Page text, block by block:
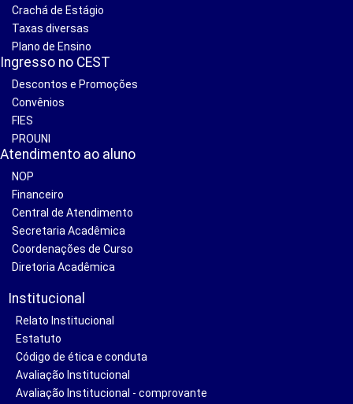
Crachá de Estágio
Taxas diversas
Plano de Ensino
Ingresso no CEST
Descontos e Promoções
Convênios
FIES
PROUNI
Atendimento ao aluno
NOP
Financeiro
Central de Atendimento
Secretaria Acadêmica
Coordenações de Curso
Diretoria Acadêmica
Institucional
Relato Institucional
Estatuto
Código de ética e conduta
Avaliação Institucional
Avaliação Institucional - comprovante